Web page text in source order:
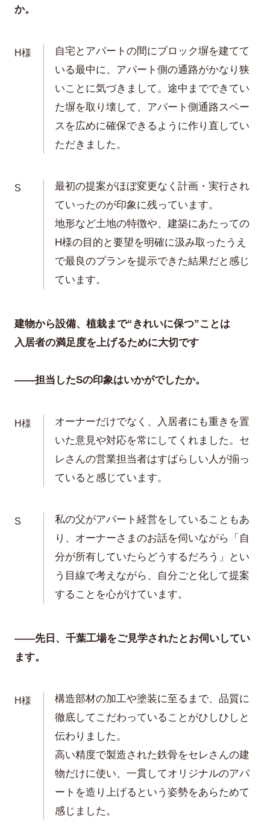
か。
H様
自宅とアパートの間にブロック塀を建てて
いる最中に、アパート側の通路がかなり狭
いことに気づきまして。途中までできてい
た塀を取り壊して、アパート側通路スペー
スを広めに確保できるように作り直してい
ただきました。
S
最初の提案がほぼ変更なく計画・実行され
ていったのが印象に残っています。
地形など土地の特徴や、建築にあたっての
H様の目的と要望を明確に汲み取ったうえ
で最良のプランを提示できた結果だと感じ
ています。
建物から設備、植栽まで“きれいに保つ”ことは
入居者の満足度を上げるために大切です
——担当したSの印象はいかがでしたか。
H様
オーナーだけでなく、入居者にも重きを置
いた意見や対応を常にしてくれました。セ
レさんの営業担当者はすばらしい人が揃っ
ていると感じています。
S
私の父がアパート経営をしていることもあ
り、オーナーさまのお話を伺いながら「自
分が所有していたらどうするだろう」とい
う目線で考えながら、自分ごと化して提案
することを心がけています。
——先日、千葉工場をご見学されたとお伺いしてい
ます。
H様
構造部材の加工や塗装に至るまで、品質に
徹底してこだわっていることがひしひしと
伝わりました。
高い精度で製造された鉄骨をセレさんの建
物だけに使い、一貫してオリジナルのアパ
ートを造り上げるという姿勢をあらためて
感じました。